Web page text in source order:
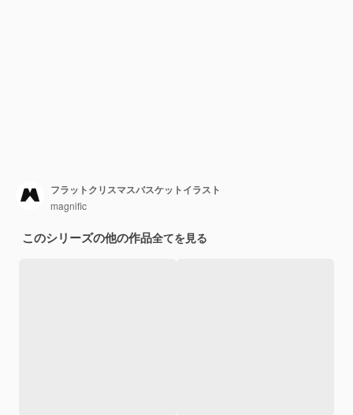
フラットクリスマスバスケットイラスト
magnific
このシリーズの他の作品全てを見る